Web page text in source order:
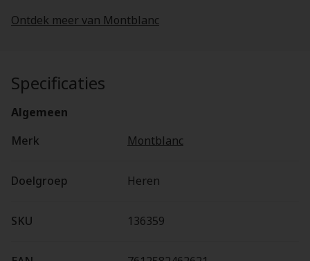
Ontdek meer van Montblanc
Specificaties
Algemeen
Merk
Montblanc
Doelgroep Heren
SKU 136359